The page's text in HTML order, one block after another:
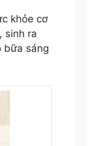
khỏe cơ
sinh ra
bữa sáng